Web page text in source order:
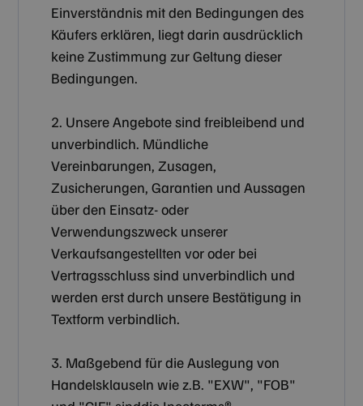
Einverständnis mit den Bedingungen des
Käufers erklären, liegt darin ausdrücklich
keine Zustimmung zur Geltung dieser
Bedingungen.
2. Unsere Angebote sind freibleibend und
unverbindlich. Mündliche
Vereinbarungen, Zusagen,
Zusicherungen, Garantien und Aussagen
über den Einsatz- oder
Verwendungszweck unserer
Verkaufsangestellten vor oder bei
Vertragsschluss sind unverbindlich und
werden erst durch unsere Bestätigung in
Textform verbindlich.
3. Maßgebend für die Auslegung von
Handelsklauseln wie z.B. "EXW", "FOB"